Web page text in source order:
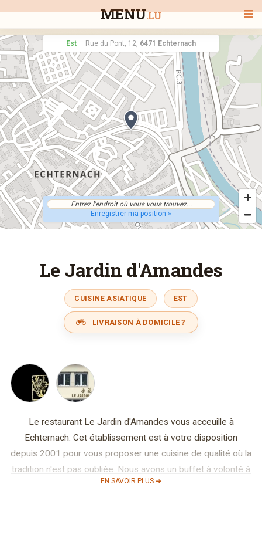
MENU.LU
BIENVENUE
TOUS LES RESTAURANTS
RECHERCHER UN RESTAURANT
Est — Rue du Pont, 12, 6471 Echternach
Enregistrer ma position »
Le Jardin d'Amandes
CUISINE ASIATIQUE EST
LIVRAISON À DOMICILE ?
EN SAVOIR PLUS ➜
Le restaurant Le Jardin d'Amandes vous acceuille à
Echternach. Cet établissement est à votre disposition
depuis 2001 pour vous proposer une cuisine de qualité où la
tradition n'est pas oubliée. Nous avons un buffet à volonté à
midi, ainsi qu'un barbecue coréen. Les préparations et les